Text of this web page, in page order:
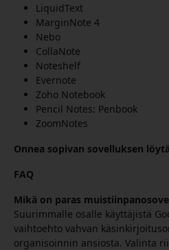
LiquidText
MarginNote 4
Nebo
CollaNote
Noteshelf
Evernote
Zoho Notebook
Pencil Notes: Penbook
ZoomNotes
Onnea sopivan sovelluksen
FAQ
Mikä on paras
Suurimmalle osalle käyttäjistä
vaihtoehto vahvan
organisoinnin ansiosta. Valinta